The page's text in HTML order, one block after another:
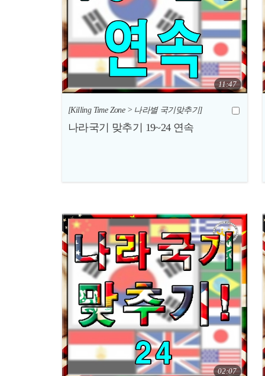
11:47
[Killing Time Zone > 나라별 국기맞추기]
나라국기 맞추기 19~24 연속
02:07